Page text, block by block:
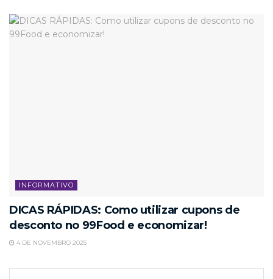
INFORMATIVO
DICAS RÁPIDAS: Como utilizar cupons de
desconto no 99Food e economizar!
4 DE NOVEMBRO 2025